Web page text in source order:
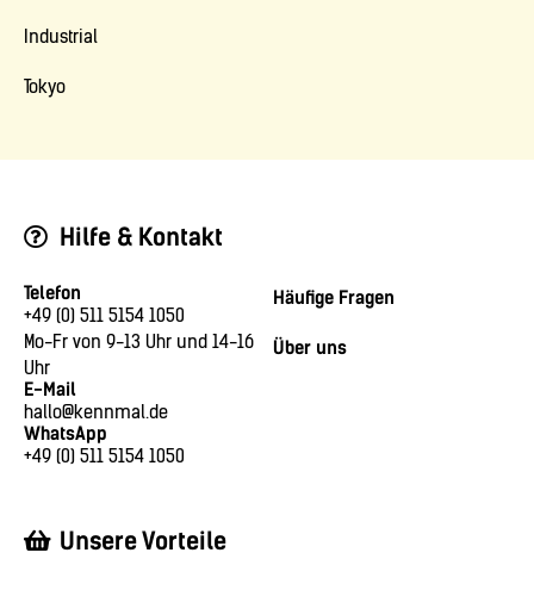
Industrial
Tokyo
Hilfe & Kontakt
Unsere Vorteile
Telefon
+49 (0) 511 5154 1050
Mo-Fr von 9-13 Uhr und 14-16
Uhr
E-Mail
hallo@kennmal.de
WhatsApp
+49 (0) 511 5154 1050
Häufige Fragen
Über uns